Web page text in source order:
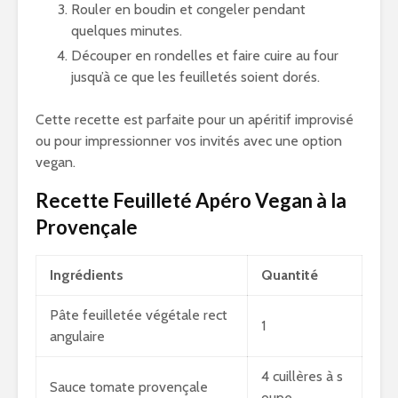
Rouler en boudin et congeler pendant
quelques minutes.
Découper en rondelles et faire cuire au four
jusqu’à ce que les feuilletés soient dorés.
Cette recette est parfaite pour un apéritif improvisé
ou pour impressionner vos invités avec une option
vegan.
Recette Feuilleté Apéro Vegan à la
Provençale
Ingrédients Quantité
Pâte feuilletée végétale rect
angulaire
1
Sauce tomate provençale
4 cuillères à s